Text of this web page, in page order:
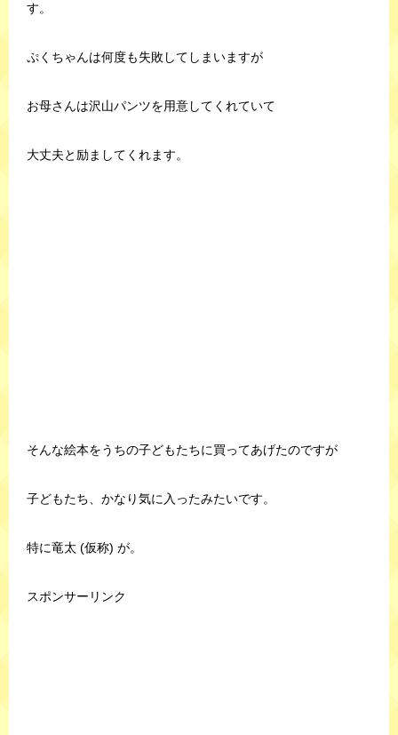
す。
ぷくちゃんは何度も失敗してしまいますが
お母さんは沢山パンツを用意してくれていて
大丈夫と励ましてくれます。
そんな絵本をうちの子どもたちに買ってあげたのですが
子どもたち、かなり気に入ったみたいです。
特に竜太 (仮称) が。
スポンサーリンク